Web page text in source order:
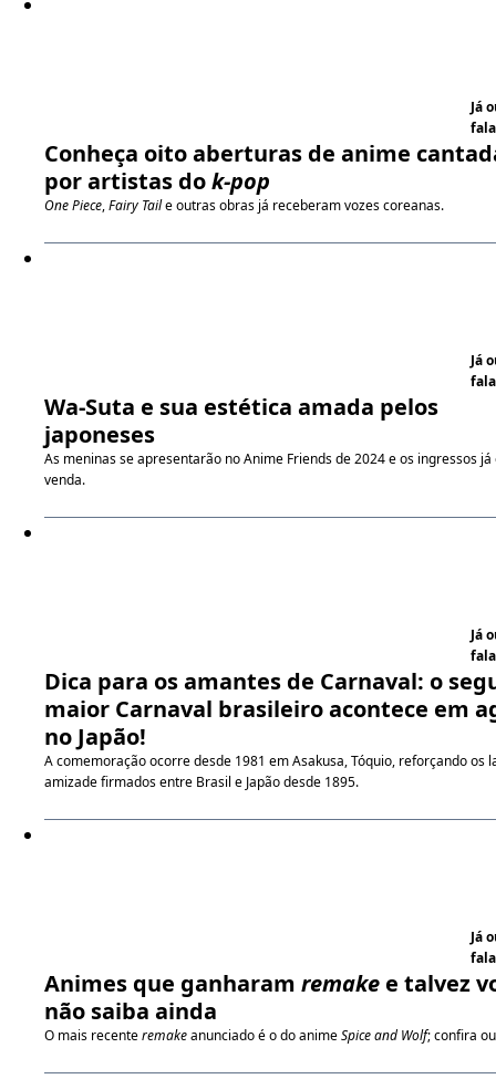
Já
Conheça oito aberturas de anime
por artistas dok-pop
One Piece,Fairy Taile outras obras já receberam vozes coreanas.
Já
Wa-Suta e sua estética amada pelos
japoneses
As meninas se apresentarão no Anime Friends de 2024 e os ingressos já
venda.
Já
Dica para os amantes de Carnaval: o
maior Carnaval brasileiro acontece em
no Japão!
A comemoração ocorre desde 1981 em Asakusa, Tóquio, reforçando os
amizade firmados entre Brasil e Japão desde 1895.
Já
Animes que ganharam remake e talvez
não saiba ainda
O mais recenteremakeanunciado é o do animeSpice and Wolf; confira